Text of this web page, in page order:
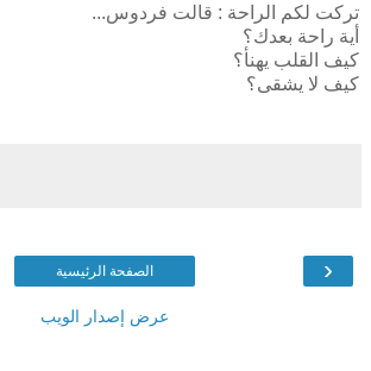
تركت لكم الراحة : قالت فردوس...
أية راحة بعدك؟
كيف القلب يهنأ؟
كيف لا يشقى؟
‹ الصفحة الرئيسية
عرض إصدار الويب